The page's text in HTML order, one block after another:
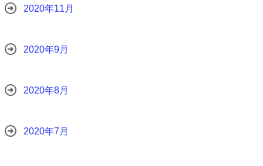
2020年11月
2020年9月
2020年8月
2020年7月